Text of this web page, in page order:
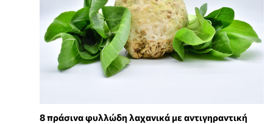
8 πράσινα φυλλώδη λαχανικά με αντιγηραντική